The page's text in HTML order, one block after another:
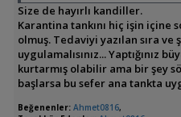
Size de hayırlı kandiller.
Karantina tankını hiç işin içine
olmuş. Tedaviyi yazılan sıra
uygulamalısınız... Yaptığınız
kurtarmış olabilir ama bir şey
başlarsa bu sefer ana tankta
Beğenenler: Ahmet0816,